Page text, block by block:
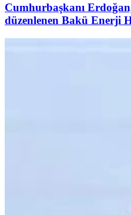
Cumhurbaşkanı
düzenlenen Bakü Enerji